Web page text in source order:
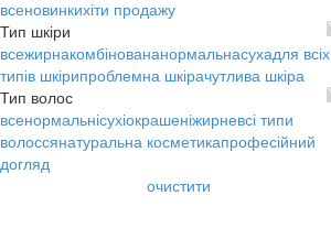
всеновинкихіти продажу
Тип шкіри
всежирнакомбіновананормальнасухадля всіх
типів шкірипроблемна шкірачутлива шкіра
Тип волос
всенормальнісухіокрашеніжирневсі типи
волоссянатуральна косметикапрофесійний
догляд
очистити